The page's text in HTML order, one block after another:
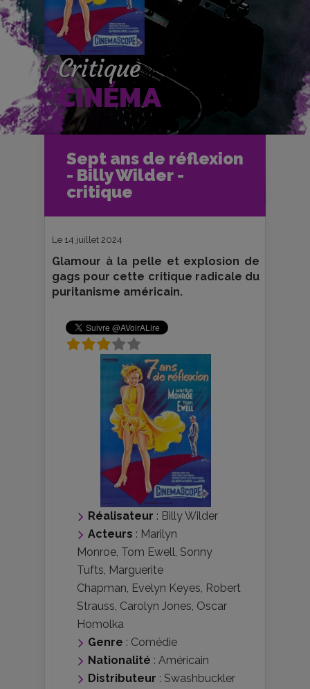
Critique
CINÉMA
Sept ans de réflexion
- Billy Wilder -
critique
Accueil
Cinéma
Critiques et fiches films
Ciné-Club
Sept ans de réflexion - Billy Wilder -
critique
Le 14 juillet 2024
Glamour à la pelle et explosion de
gags pour cette critique radicale du
puritanisme américain.
Réalisateur : Billy Wilder
Acteurs : Marilyn
Monroe, Tom Ewell, Sonny
Tufts, Marguerite
Chapman, Evelyn Keyes, Robert
Strauss, Carolyn Jones, Oscar
Homolka
Genre : Comédie
Nationalité : Américain
Distributeur : Swashbuckler